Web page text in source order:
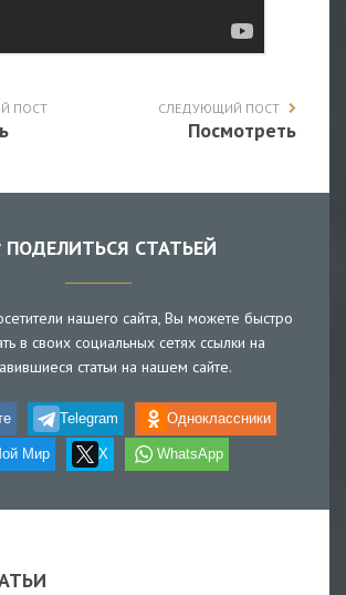
ПОСТ СЛЕДУЮЩИЙ ПОСТ
Посмотреть
ПОДЕЛИТЬСЯ СТАТЬЕЙ
нашего сайта, Вы можете быстро
в своих социальных сетях ссылки на
статьи на нашем сайте.
Telegram Одноклассники
Мир X WhatsApp